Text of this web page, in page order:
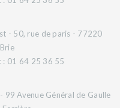
- 50, rue de paris - 77220
: 01 64 25 36 55
99 Avenue Général de Gaulle